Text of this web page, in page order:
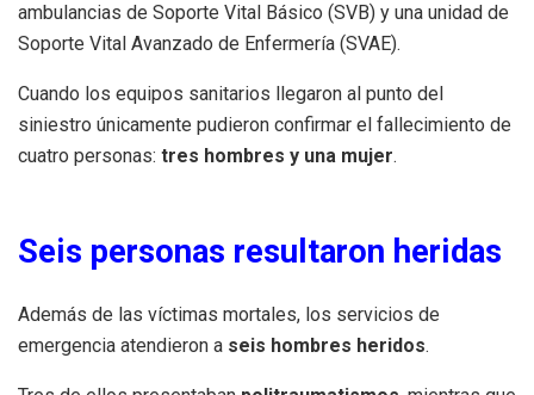
ambulancias de Soporte Vital Básico (SVB) y una unidad de
Soporte Vital Avanzado de Enfermería (SVAE).
Cuando los equipos sanitarios llegaron al punto del
siniestro únicamente pudieron confirmar el fallecimiento de
cuatro personas: tres hombres y una mujer.
Seis personas resultaron heridas
Además de las víctimas mortales, los servicios de
emergencia atendieron a seis hombres heridos.